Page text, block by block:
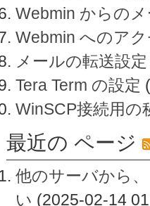
Webmin からの
Webmin へのア
メールの転送設定
Tera Term の設定
WinSCP接続用の
最近の ページ
他のサーバから
い (2025-02-14